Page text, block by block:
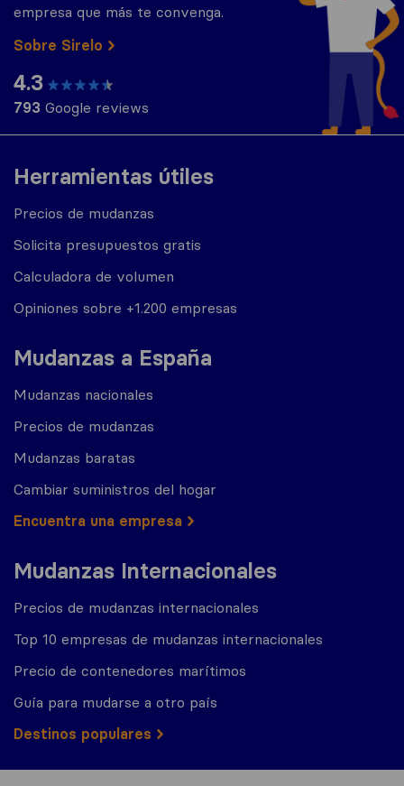
Herramientas útiles
Precios de mudanzas
Solicita presupuestos gratis
Calculadora de volumen
Opiniones sobre +1.200 empresas
Mudanzas a España
Mudanzas nacionales
Precios de mudanzas
Mudanzas baratas
Cambiar suministros del hogar
Encuentra una empresa
Mudanzas Internacionales
Precios de mudanzas internacionales
Top 10 empresas de mudanzas internacionales
Precio de contenedores marítimos
Guía para mudarse a otro país
Destinos populares
empresa que más te convenga.
Sobre Sirelo
4.3
793 Google reviews